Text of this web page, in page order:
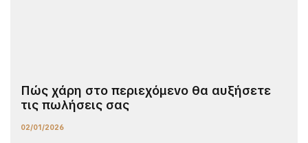
Πώς χάρη στο περιεχόμενο θα αυξήσετε
τις πωλήσεις σας
02/01/2026